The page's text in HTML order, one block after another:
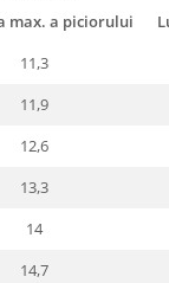
max. a piciorului
11,3
11,9
12,6
13,3
14
14,7